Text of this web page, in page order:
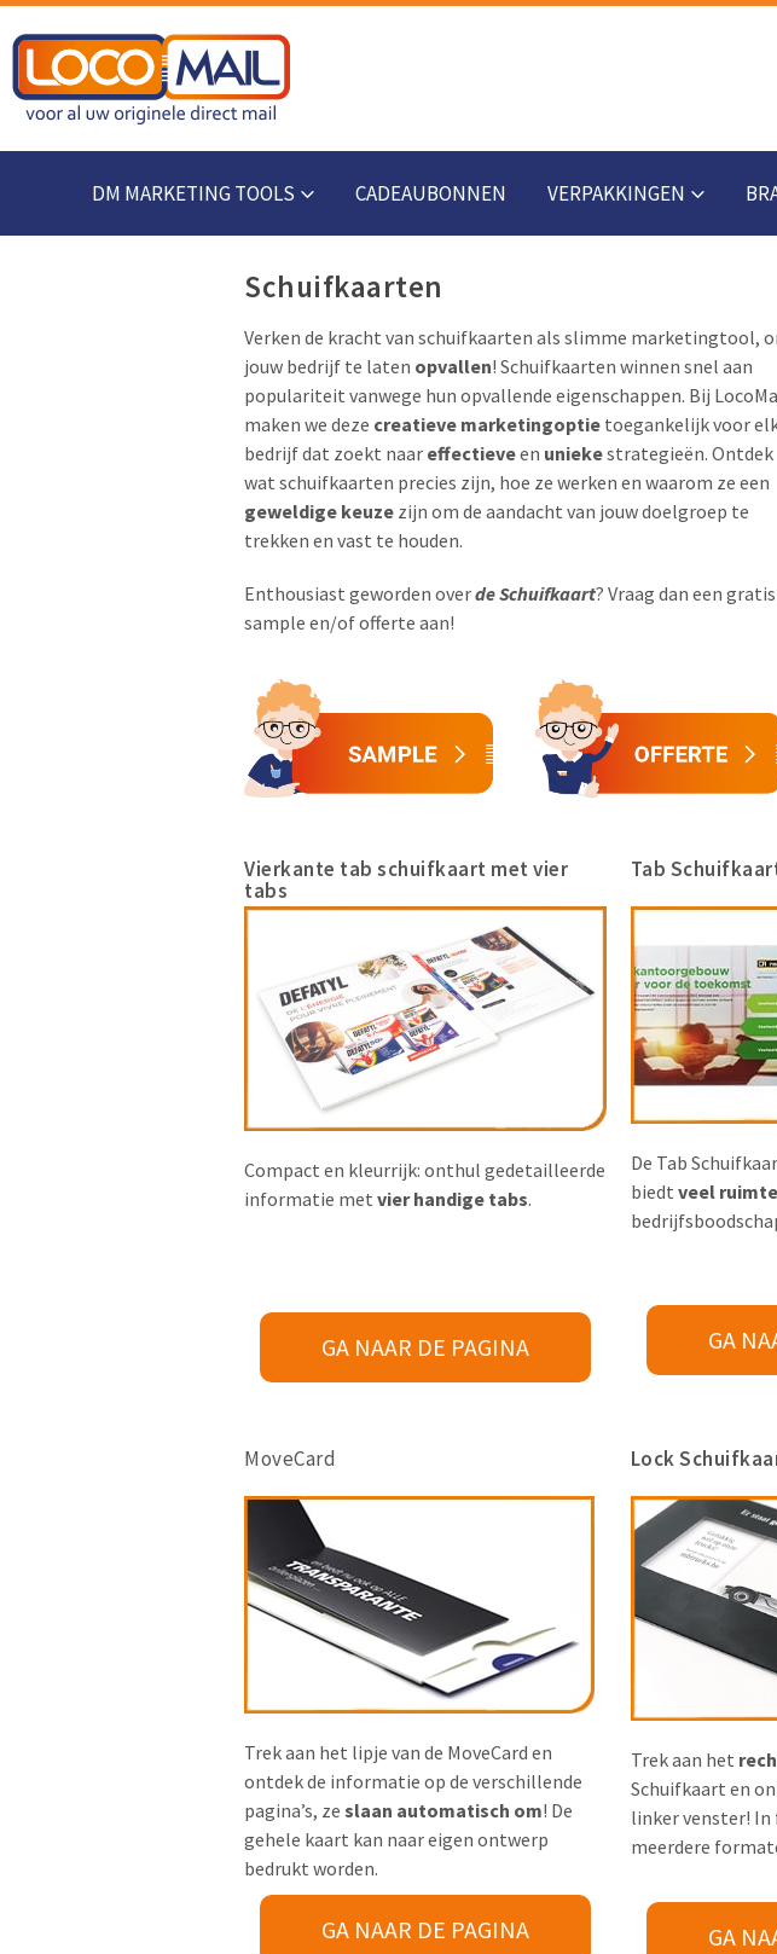
DM MARKETING TOOLS CADEAUBONNEN VERPAKKINGEN
Schuifkaarten
Verken de kracht van schuifkaarten als slimme marketingtool,
jouw bedrijf te laten opvallen! Schuifkaarten winnen snel aan
populariteit vanwege hun opvallende eigenschappen. Bij
maken we deze creatieve marketingoptie toegankelijk voor
bedrijf dat zoekt naar effectieveen uniekestrategieën. Ontdek
wat schuifkaarten precies zijn, hoe ze werken en waarom ze een
geweldige keuze zijn om de aandacht van jouw doelgroep te
trekken en vast te houden.
Enthousiast geworden overde Schuifkaart? Vraag dan een gratis
sample en/of offerte aan!
Vierkante tab schuifkaart met vier
tabs
Compact en kleurrijk: onthul gedetailleerde
informatie met vier handige tabs.
GA NAAR DE PAGINA
Tab
De Tab
biedt veel ruimte
GA
MoveCard
Trek aan het lipje van de MoveCard en
ontdek de informatie op de verschillende
pagina’s, ze slaan automatisch om! De
gehele kaart kan naar eigen ontwerp
bedrukt worden.
GA NAAR DE PAGINA
Lock
Trek aan het
Schuifkaart en
linker venster!
meerdere
GA